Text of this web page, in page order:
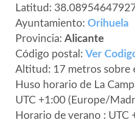
Latitud:
Ayuntamiento: Orihuela
Provincia: Alicante
Código postal: Ver
Altitud: 17 metros sobre
Huso horario de La
UTC +1:00 (Europe/
Horario de verano : UTC